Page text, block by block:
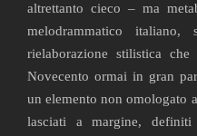
altrettanto cieco – ma
melodrammatico
rielaborazione stilistica
Novecento ormai in gran
un elemento non omologato
lasciati a margine,